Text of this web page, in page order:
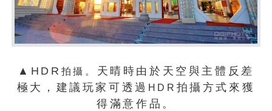
▲HDR 拍攝。 天晴時由於天空與主體反差
極大，建議玩家可透過 HDR 拍攝方式來獲
得滿意作品。